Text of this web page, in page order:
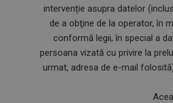
intervenție asupra datelor
de a obţine de la operator, în
conformă legii, în special a
persoana vizată cu privire la
urmat, adresa de e-mail